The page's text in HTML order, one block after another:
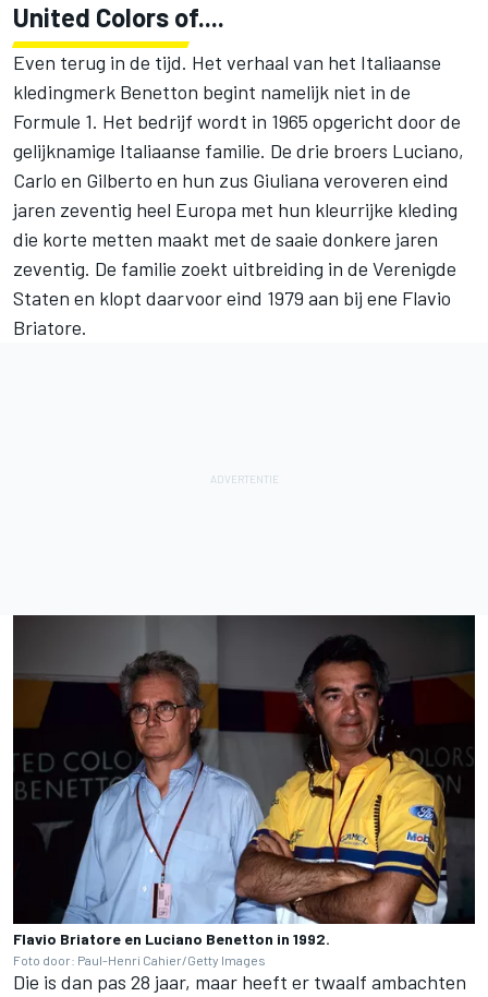
United Colors of....
Even terug in de tijd. Het verhaal van het Italiaanse
kledingmerk Benetton begint namelijk niet in de
Formule 1. Het bedrijf wordt in 1965 opgericht door de
gelijknamige Italiaanse familie. De drie broers Luciano,
Carlo en Gilberto en hun zus Giuliana veroveren eind
jaren zeventig heel Europa met hun kleurrijke kleding
die korte metten maakt met de saaie donkere jaren
zeventig. De familie zoekt uitbreiding in de Verenigde
Staten en klopt daarvoor eind 1979 aan bij ene Flavio
Briatore.
Flavio Briatore en Luciano Benetton in 1992.
Foto door: Paul-Henri Cahier/Getty Images
Die is dan pas 28 jaar, maar heeft er twaalf ambachten